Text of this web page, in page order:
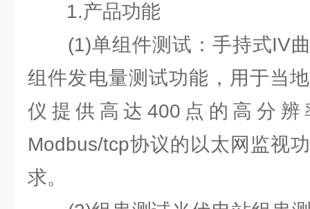
1.产品功能
(1)单组件测试：手持式IV曲
组件发电量测试功能，⽤于当
仪提供⾼达400点的⾼分
Modbus/tcp协议的以太⽹监视
求。